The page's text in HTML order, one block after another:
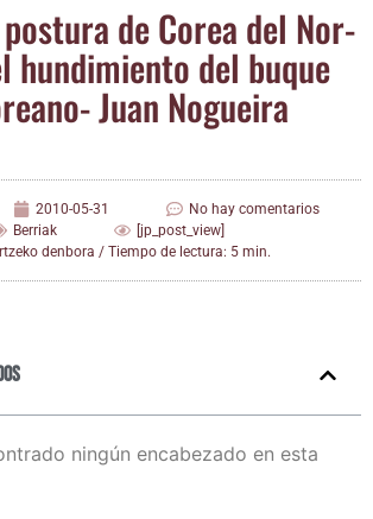
de Corea del Nor­
hun­di­mien­to del buque
sur­co­reano‏- Juan Nogueira
2010-05-31
No hay comentarios
Berriak
[jp_post_view]
denbora / Tiempo de lectura: 5 min.
ningún encabezado en esta